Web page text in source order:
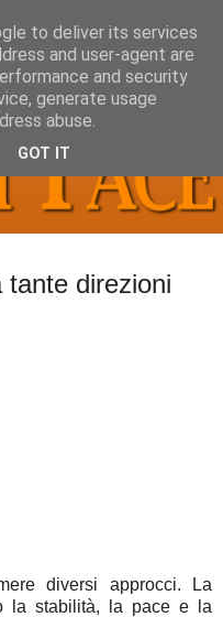
tante direzioni
diversi approcci. La
la stabilità, la pace e la
to deliver its services
and user-agent are
and security
generate usage
abuse.
GOT IT